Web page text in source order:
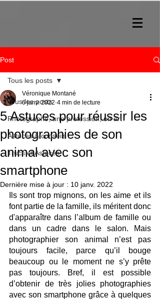
Post
Tous les posts
Photographe, une profession, un art
Astuces & conseils
Trucs et Astuces
Tous les posts
5 Astuces pour réussir les
photographies de son
animal avec son
smartphone
Véronique Montané
6 janv. 2022 4 min de lecture
Dernière mise à jour : 10 janv. 2022
Ils sont trop mignons, on les aime et ils
font partie de la famille, ils méritent donc
d'apparaître dans l’album de famille ou
dans un cadre dans le salon. Mais
photographier son animal n’est pas
toujours facile, parce qu’il bouge
beaucoup ou le moment ne s’y prête
pas toujours. Bref, il est possible
d’obtenir de très jolies photographies
avec son smartphone grâce à quelques